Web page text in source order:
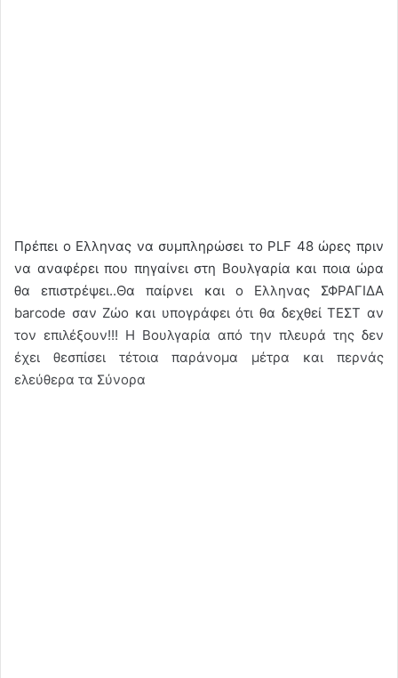
Πρέπει ο Ελληνας να συμπληρώσει το PLF 48 ώρες πριν
να αναφέρει που πηγαίνει στη Βουλγαρία και ποια ώρα
θα επιστρέψει..Θα παίρνει και ο Ελληνας ΣΦΡΑΓΙΔΑ
barcode σαν Ζώο και υπογράφει ότι θα δεχθεί ΤΕΣΤ αν
τον επιλέξουν!!! Η Βουλγαρία από την πλευρά της δεν
έχει θεσπίσει τέτοια παράνομα μέτρα και περνάς
ελεύθερα τα Σύνορα